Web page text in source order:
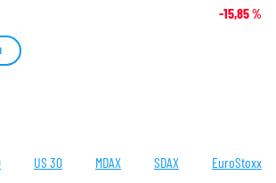
-15,85%
US 30 MDAX SDAX EuroStoxx